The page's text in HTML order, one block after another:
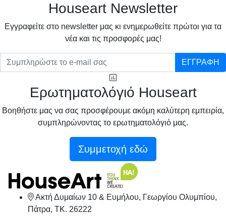
Houseart Newsletter
Eγγραφείτε στο newsletter μας κι ενημερωθείτε πρώτοι για τα
νέα και τις προσφορές μας!
ΕΓΓΡΑΦΗ
Ερωτηματολόγιό Houseart
Βοηθήστε μας να σας προσφέρουμε ακόμη καλύτερη εμπειρία,
συμπληρώνοντας το ερωτηματολόγιό μας.
Συμμετοχή εδώ
Ακτή Δυμαίων 10 & Ευμήλου, Γεωργίου Ολυμπίου,
Πάτρα, TK. 26222